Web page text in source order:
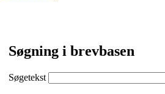
Søgning i brevbasen
Søgetekst